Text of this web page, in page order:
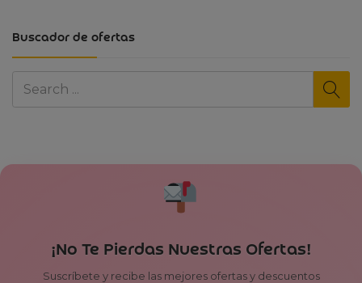
Buscador de ofertas
¡No Te Pierdas Nuestras Ofertas!
Suscríbete y recibe las mejores ofertas y descuentos